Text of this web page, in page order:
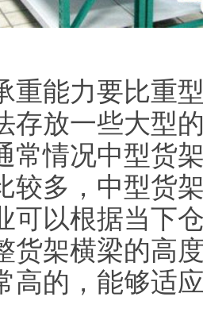
重能力要比重
存放一些大型
常情况中型货
较多，中型货
可以根据当下
货架横梁的高
高的，能够适